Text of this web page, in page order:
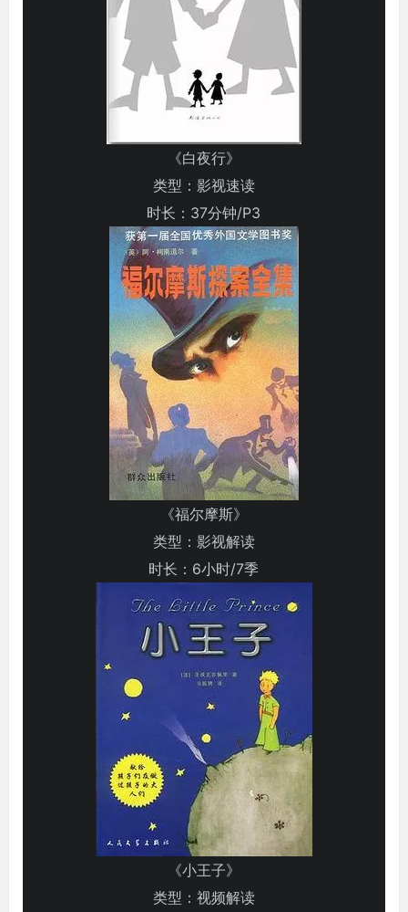
《白夜行》
类型：影视速读
时长：37分钟/P3
《福尔摩斯》
类型：影视解读
时长：6小时/7季
《小王子》
类型：视频解读